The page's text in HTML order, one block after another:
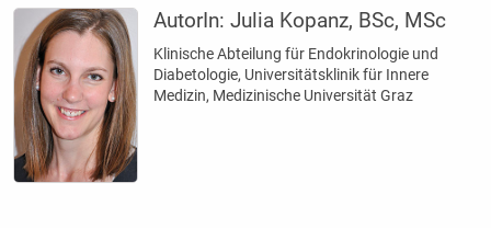
AutorIn:Julia Kopanz, BSc, MSc
Klinische Abteilung für Endokrinologie und
Diabetologie, Universitätsklinik für Innere
Medizin, Medizinische Universität Graz